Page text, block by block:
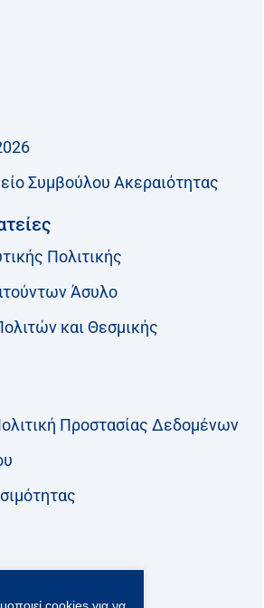
Συμβούλου Ακεραιότητας
Πολιτικής
Άσυλο
και Θεσμικής
Προστασίας Δεδομένων
cookies για να